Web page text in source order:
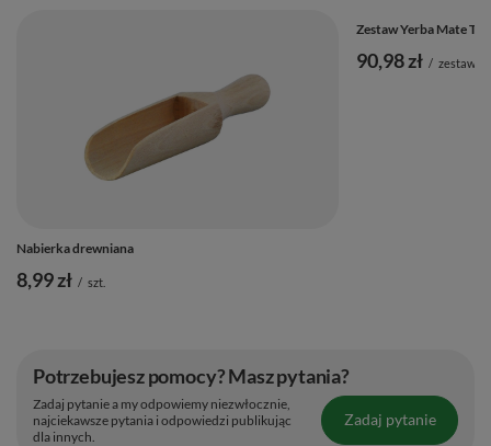
Nabierka drewniana
8,99 zł / szt.
Zestaw Yerba Mate
90,98 zł / zestaw
Potrzebujesz pomocy? Masz pytania?
Zadaj pytanie a my odpowiemy niezwłocznie,
najciekawsze pytania i odpowiedzi publikując
dla innych.
Zadaj pytanie